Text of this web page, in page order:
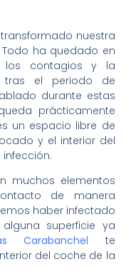
nuestra
ha quedado en
los contagios y la
tras el periodo de
durante estas
prácticamente
un espacio libre de
y el interior del
muchos elementos
de manera
haber infectado
superficie ya
Carabanchel te
del coche de la